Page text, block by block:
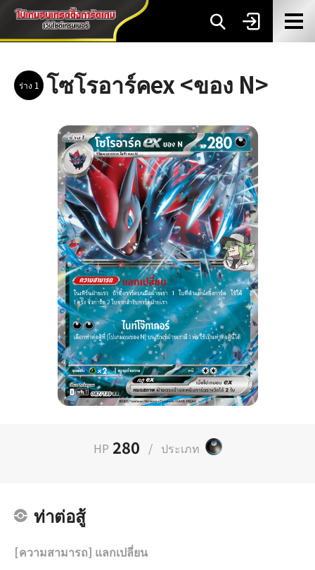
ร่าง 1 โซโรอาร์คex <ของ N>
HP 280 / ประเภท
ท่าต่อสู้
[ความสามารถ] แลกเปลี่ยน